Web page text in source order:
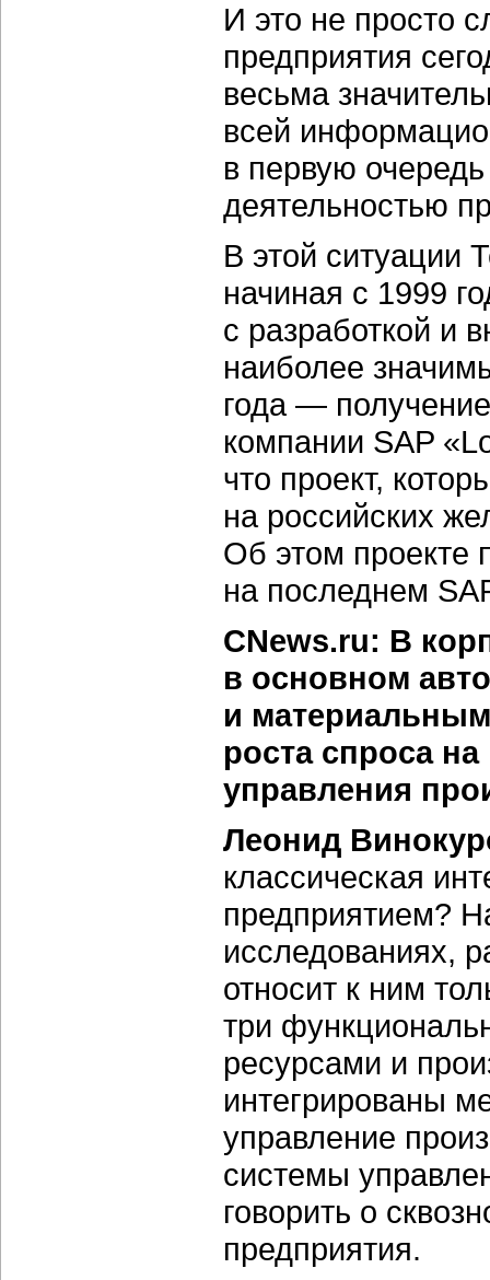
И это не просто
предприятия
весьма
всей
в первую
деятельностью
В этой ситуации
начиная с 1999
с разработкой и
наиболее
года —
компании SAP
что проект,
на российских
Об этом проекте
на последнем
CNews.ru: В
в основном
и
роста спроса
управления
Леонид
классическая
предприятием?
исследованиях,
относит к ним
три
ресурсами и
интегрированы
управление
системы
говорить о
предприятия.